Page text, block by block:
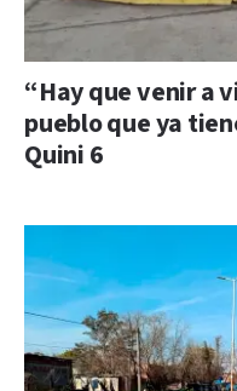
“Hay que venir a
pueblo que ya
Quini 6